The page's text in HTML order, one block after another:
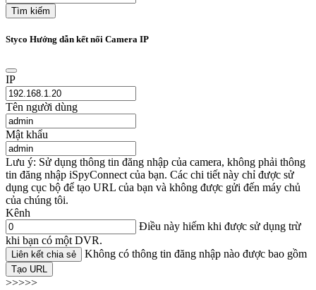
Tìm kiếm
Styco Hướng dẫn kết nối Camera IP
IP
Tên người dùng
Mật khẩu
Lưu ý: Sử dụng thông tin đăng nhập của camera, không phải thông
tin đăng nhập iSpyConnect của bạn. Các chi tiết này chỉ được sử
dụng cục bộ để tạo URL của bạn và không được gửi đến máy chủ
của chúng tôi.
Kênh
Điều này hiếm khi được sử dụng trừ
khi bạn có một DVR.
Liên kết chia sẻ Không có thông tin đăng nhập nào được bao gồm
Tạo URL
>>>>>